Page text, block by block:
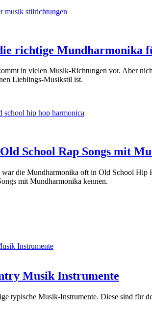
richtige Mundharmonika
in vielen Musik-Richtungen vor. Aber
Lieblings-Musikstil ist.
School Rap Songs mit
die Mundharmonika oft in Old School Hip
mit Mundharmonika kennen.
Musik Instrumente
typische Musik-Instrumente. Diese sind für